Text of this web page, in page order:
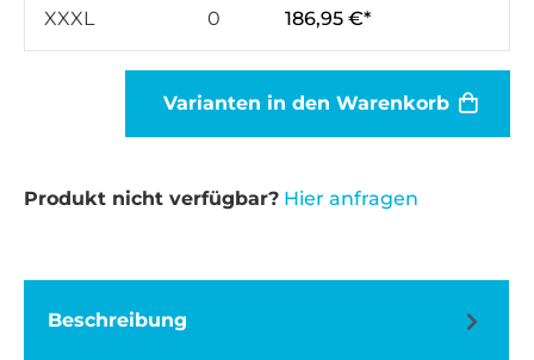
XXXL 0 186,95 €*
Varianten in den Warenkorb
Produkt nicht verfügbar? Hier anfragen
Beschreibung